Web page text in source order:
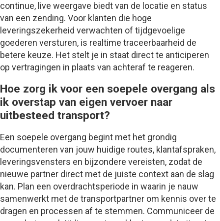
continue, live weergave biedt van de locatie en status
van een zending. Voor klanten die hoge
leveringszekerheid verwachten of tijdgevoelige
goederen versturen, is realtime traceerbaarheid de
betere keuze. Het stelt je in staat direct te anticiperen
op vertragingen in plaats van achteraf te reageren.
Hoe zorg ik voor een soepele overgang als
ik overstap van eigen vervoer naar
uitbesteed transport?
Een soepele overgang begint met het grondig
documenteren van jouw huidige routes, klantafspraken,
leveringsvensters en bijzondere vereisten, zodat de
nieuwe partner direct met de juiste context aan de slag
kan. Plan een overdrachtsperiode in waarin je nauw
samenwerkt met de transportpartner om kennis over te
dragen en processen af te stemmen. Communiceer de